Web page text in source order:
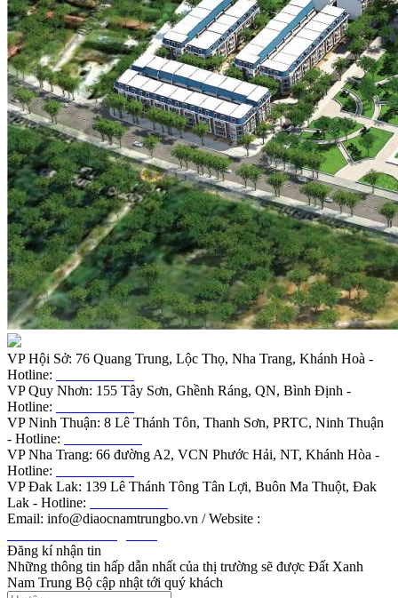
VP Hội Sở: 76 Quang Trung, Lộc Thọ, Nha Trang, Khánh Hoà -
Hotline:
VP Quy Nhơn: 155 Tây Sơn, Ghềnh Ráng, QN, Bình Định -
Hotline:
VP Ninh Thuận: 8 Lê Thánh Tôn, Thanh Sơn, PRTC, Ninh Thuận
- Hotline:
VP Nha Trang: 66 đường A2, VCN Phước Hải, NT, Khánh Hòa -
Hotline:
VP Đak Lak: 139 Lê Thánh Tông Tân Lợi, Buôn Ma Thuột, Đak
Lak - Hotline:
Email: info@diaocnamtrungbo.vn / Website :
Đăng kí nhận tin
Những thông tin hấp dẫn nhất của thị trường sẽ được Đất Xanh
Nam Trung Bộ cập nhật tới quý khách